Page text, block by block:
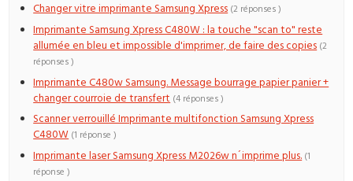
Changer vitre imprimante Samsung Xpress (2 réponses )
Imprimante Samsung Xpress C480W : la touche "scan to" reste
allumée en bleu et impossible d'imprimer, de faire des copies (2
réponses )
Imprimante C480w Samsung. Message bourrage papier panier +
changer courroie de transfert (4 réponses )
Scanner verrouillé Imprimante multifonction Samsung Xpress
C480W (1 réponse )
Imprimante laser Samsung Xpress M2026w n´imprime plus. (1
réponse )